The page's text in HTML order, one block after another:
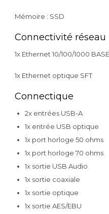
Mémoire : SSD
Connectivité réseau
1x Ethernet 10/100/1000
1x Ethernet optique SFT
Connectique
2x entrées USB-A
1x entrée USB optique
1x port horloge 50 ohms
1x port horloge 70 ohms
1x sortie USB Audio
1x sortie coaxiale
1x sortie optique
1x sortie AES/EBU